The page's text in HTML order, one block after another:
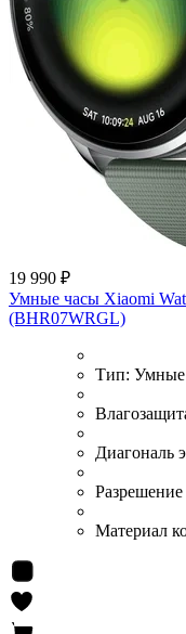
19 990 ₽
Умные часы Xiaomi
(BHR07WRGL)
Тип: Умные
Диагональ
Материал